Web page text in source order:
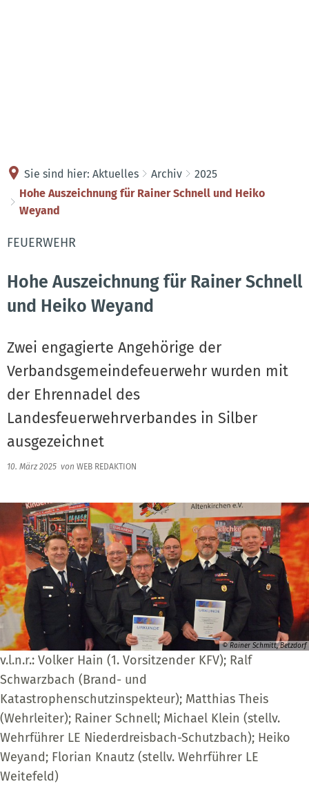
Sie sind hier: Aktuelles Archiv
2025
Hohe Auszeichnung für Rainer Schnell und Heiko
Weyand
FEUERWEHR
Hohe Auszeichnung für Rainer Schnell
und Heiko Weyand
Zwei engagierte Angehörige der
Verbandsgemeindefeuerwehr wurden mit
der Ehrennadel des
Landesfeuerwehrverbandes in Silber
ausgezeichnet
10. März 2025 von WEB REDAKTION
© Rainer Schmitt, Betzdorf
v.l.n.r.: Volker Hain (1. Vorsitzender KFV); Ralf
Schwarzbach (Brand- und
Katastrophenschutzinspekteur); Matthias Theis
(Wehrleiter); Rainer Schnell; Michael Klein (stellv.
Wehrführer LE Niederdreisbach-Schutzbach); Heiko
Weyand; Florian Knautz (stellv. Wehrführer LE
Weitefeld)